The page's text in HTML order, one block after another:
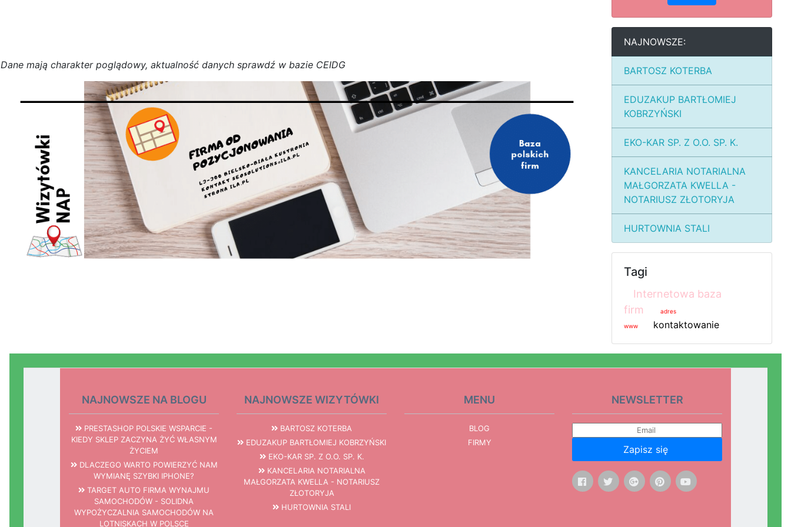
Dane mają charakter poglądowy, aktualność danych sprawdź w bazie CEIDG
NAJNOWSZE:
BARTOSZ KOTERBA
EDUZAKUP BARTŁOMIEJ
KOBRZYŃSKI
EKO-KAR SP. Z O.O. SP. K.
KANCELARIA NOTARIALNA
MAŁGORZATA KWELLA -
NOTARIUSZ ZŁOTORYJA
HURTOWNIA STALI
Tagi
Internetowa baza
firm
adres
www kontaktowanie
NAJNOWSZE NA BLOGU
PRESTASHOP POLSKIE WSPARCIE -
KIEDY SKLEP ZACZYNA ŻYĆ WŁASNYM
ŻYCIEM
DLACZEGO WARTO POWIERZYĆ NAM
WYMIANĘ SZYBKI IPHONE?
TARGET AUTO FIRMA WYNAJMU
SAMOCHODÓW - SOLIDNA
WYPOŻYCZALNIA SAMOCHODÓW NA
LOTNISKACH W POLSCE
NAJNOWSZE WIZYTÓWKI
BARTOSZ KOTERBA
EDUZAKUP BARTŁOMIEJ KOBRZYŃSKI
EKO-KAR SP. Z O.O. SP. K.
KANCELARIA NOTARIALNA
MAŁGORZATA KWELLA - NOTARIUSZ
ZŁOTORYJA
HURTOWNIA STALI
MENU
BLOG
FIRMY
NEWSLETTER
Zapisz się